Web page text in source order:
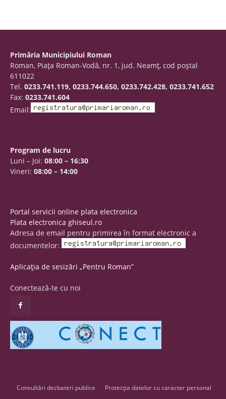
Primăria Municipiului Roman
Roman, Piaţa Roman-Vodă, nr. 1, jud. Neamţ, cod poştal
611022
Tel. 0233.741.119, 0233.744.650, 0233.742.428, 0233.741.652
Fax: 0233.741.604
Email:
Program de lucru
Luni – Joi: 08:00 – 16:30
Vineri: 08:00 – 14:00
Portal servicii online plata electronica
Plata electronica ghiseul.ro
Adresa de email pentru primirea în format electronic a
documentelor:
Aplicația de sesizări „Pentru Roman”
Conectează-te cu noi
Consultări dezbateri publice Protecția datelor cu caracter personal